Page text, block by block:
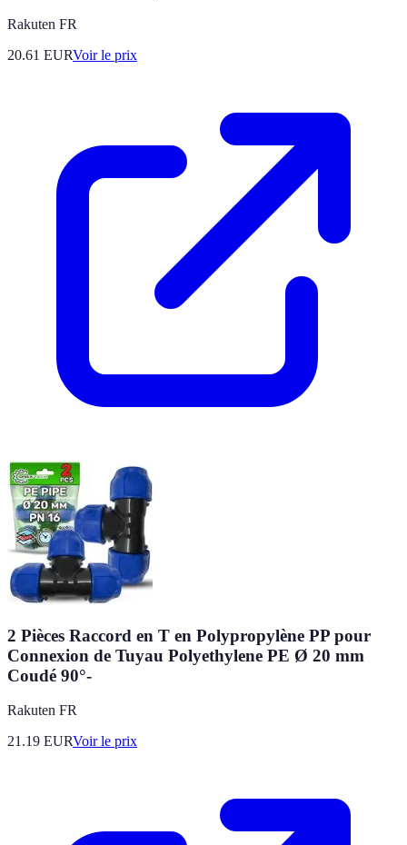
Rakuten FR
20.61 EURVoir le prix
2 Pièces Raccord en T en Polypropylène PP pour
Connexion de Tuyau Polyethylene PE Ø 20 mm
Coudé 90°-
Rakuten FR
21.19 EURVoir le prix